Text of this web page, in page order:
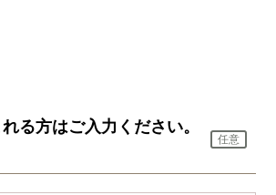
る方はご入力ください。
任意